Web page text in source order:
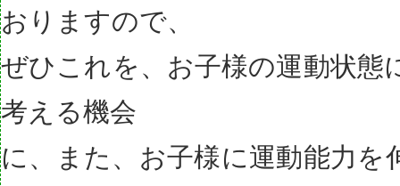
おりますので、
ぜひこれを、お子様の運動状態
考える機会
に、また、お子様に運動能力を